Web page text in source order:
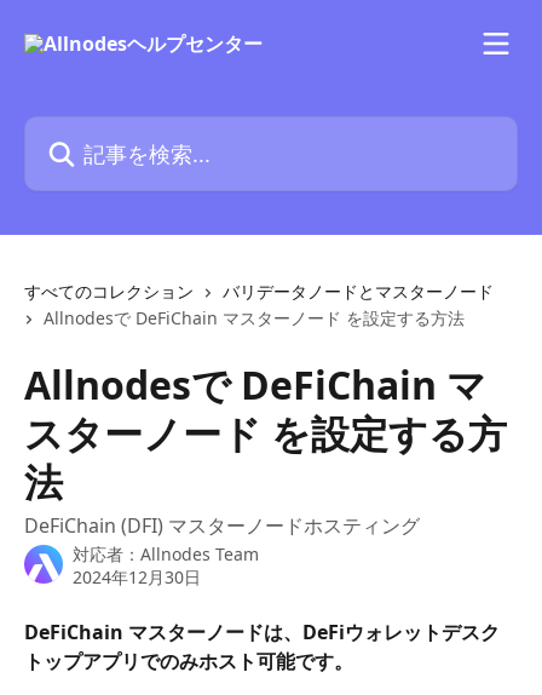
記事を検索...
すべてのコレクション
バリデータノードとマスターノード
Allnodesで DeFiChain マスターノード を設定する方法
Allnodesで DeFiChain マ
スターノード を設定する方
法
DeFiChain (DFI) マスターノードホスティング
対応者： Allnodes Team
2024年12月30日
DeFiChain マスターノードは、DeFiウォレットデスク
トップアプリでのみホスト可能です。